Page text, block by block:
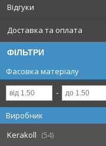
Відгуки
Доставка та оплата
ФІЛЬТРИ
Фасовка матеріалу
Виробник
Kerakoll
54